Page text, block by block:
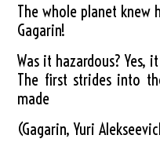
The whole planet knew
Gagarin!
Was it hazardous? Yes,
The first strides into
made
(Gagarin, Yuri